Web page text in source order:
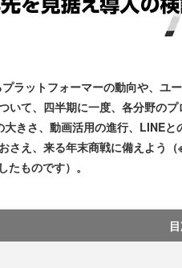
ラットフォーマーの動向や、ユ
いて、四半期に一度、各分野の
きさ、動画活用の進行、LINE
さえ、来る年末商戦に備えよう
ものです）。